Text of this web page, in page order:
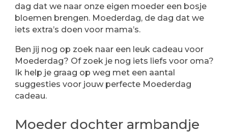
dag dat we naar onze eigen moeder een bosje
bloemen brengen. Moederdag, de dag dat we
iets extra’s doen voor mama’s.
Ben jij nog op zoek naar een leuk cadeau voor
Moederdag? Of zoek je nog iets liefs voor oma?
Ik help je graag op weg met een aantal
suggesties voor jouw perfecte Moederdag
cadeau.
Moeder dochter armbandje